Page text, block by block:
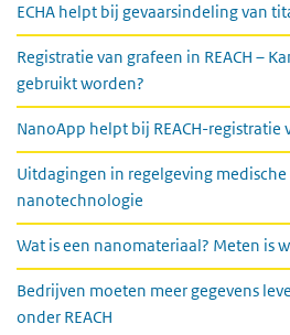
ECHA helpt bij gevaarsindeling van
Registratie van grafeen in REACH –
gebruikt worden?
NanoApp helpt bij REACH-registratie
Uitdagingen in regelgeving
nanotechnologie
Wat is een nanomateriaal? Meten is
Bedrijven moeten meer gegevens
onder REACH